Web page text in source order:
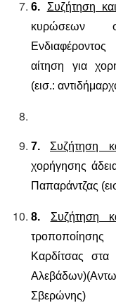
6. Συζήτηση
κυρώσεων
αίτηση για
(εισ.:
7. Συζήτηση
χορήγησης
Παπαράντζας
8. Συζήτηση
τροποποίησης
Καρδίτσας στα
Σβερώνης)